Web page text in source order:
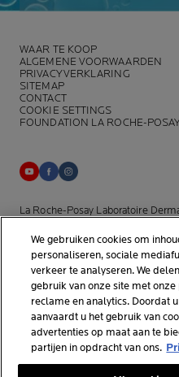
WAAR TE KOOP
ALGEMENE VOORWAARDEN
PRIVACYVERKLARING
SITEMAP
CONTACT
COOKIE SETTINGS
FOUNDATION LA ROCHE-
La Roche-Posay Laboratoire
[email protected]
*Onderzoek uitgevoerd binnen
huidverzorgingsmarkt door
april 2025, onder 56
We gebruiken cookies om
personaliseren, sociale
verkeer te analyseren. We
gebruik van onze site met
reclame en analytics. Doordat
aanvaardt u het gebruik van
advertenties op maat aan te
partijen in opdracht van ons.